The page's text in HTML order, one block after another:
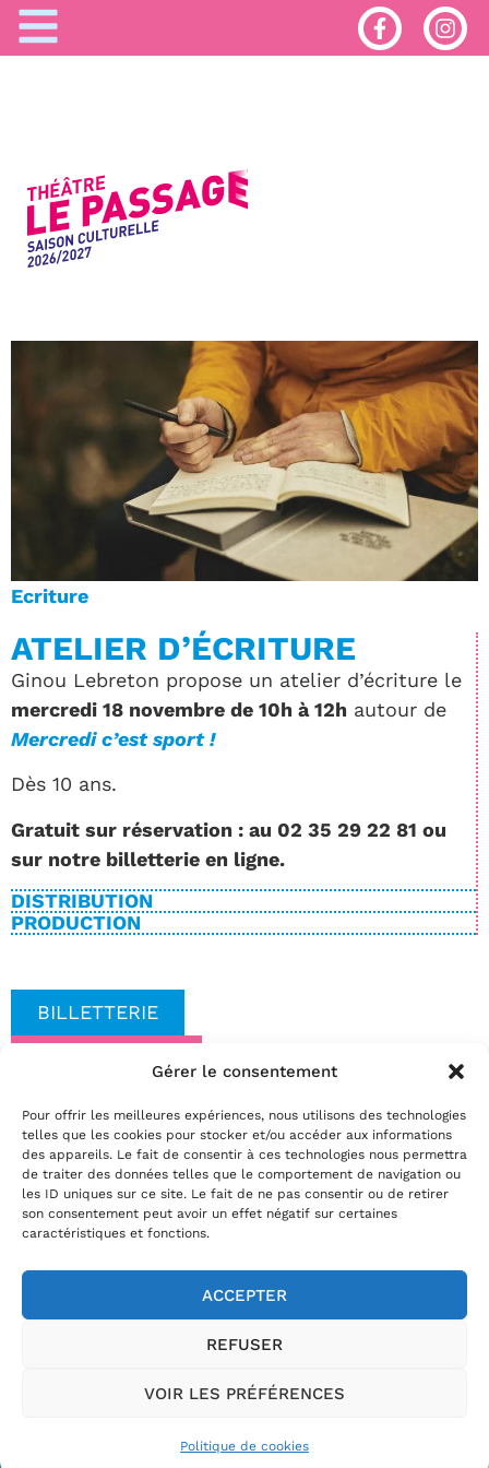
Gérer le consentement
Pour offrir les meilleures expériences, nous utilisons des technologies
telles que les cookies pour stocker et/ou accéder aux informations
des appareils. Le fait de consentir à ces technologies nous permettra
de traiter des données telles que le comportement de navigation ou
les ID uniques sur ce site. Le fait de ne pas consentir ou de retirer
son consentement peut avoir un effet négatif sur certaines
caractéristiques et fonctions.
ACCEPTER
REFUSER
VOIR LES PRÉFÉRENCES
Politique de cookies
Ecriture
ATELIER D’ÉCRITURE
Ginou Lebreton propose un atelier d’écriture le
mercredi 18 novembre de 10h à 12h autour de
Mercredi c’est sport !
Dès 10 ans.
Gratuit sur réservation : au 02 35 29 22 81 ou
sur notre billetterie en ligne.
DISTRIBUTION
PRODUCTION
BILLETTERIE
mercredi 18 novembre 2026 | 10:00
Réservez
par téléphone au02.35.29.22.81
par mailinfo@theatrelepassage.fr
02.35.29.22.81
du mardi au vendredi de 13h30 à 18h et le
Théâtre Le Passage, 54 rue Jules Ferry, 76400 Fécamp
OK